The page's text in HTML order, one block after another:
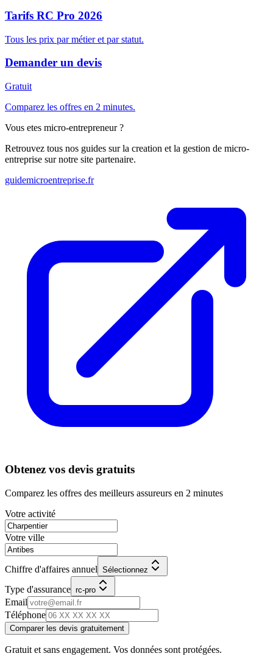
Tarifs RC Pro 2026
Tous les prix par métier et par statut.
Demander un devis
Gratuit
Comparez les offres en 2 minutes.
Vous etes micro-entrepreneur ?
Retrouvez tous nos guides sur la creation et la gestion de micro-
entreprise sur notre site partenaire.
guidemicroentreprise.fr
Obtenez vos devis gratuits
Comparez les offres des meilleurs assureurs en 2 minutes
Votre activité
Votre ville
Chiffre d'affaires annuel Sélectionnez
Type d'assurance rc-pro
Email
Téléphone
Comparer les devis gratuitement
Gratuit et sans engagement. Vos données sont protégées.